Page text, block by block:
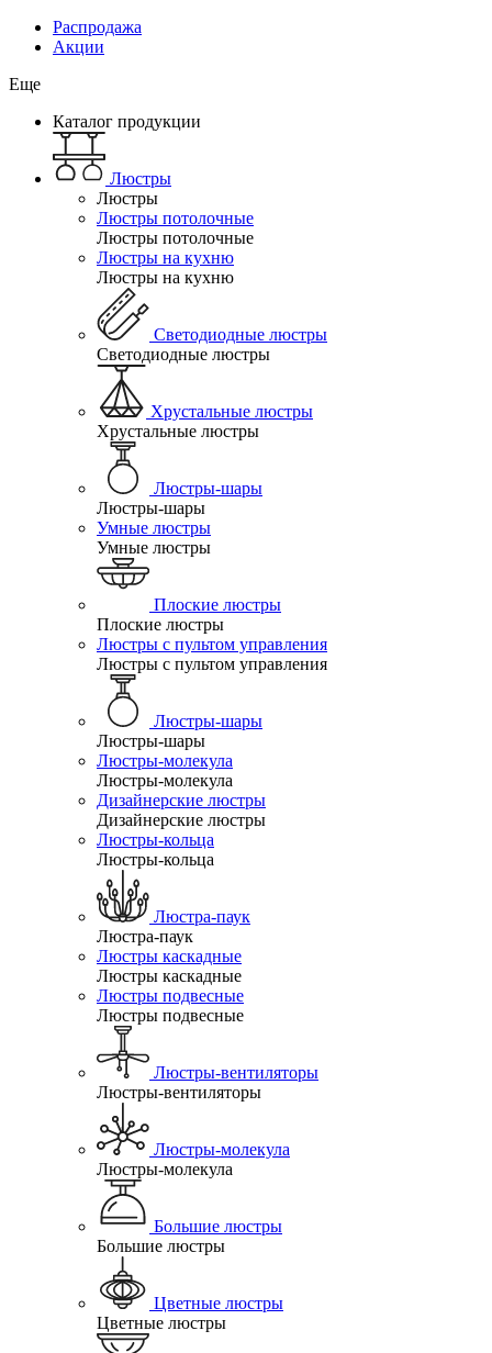
Распродажа
Акции
Еще
Каталог продукции
Люстры
Люстры
Люстры потолочные
Люстры потолочные
Люстры на кухню
Люстры на кухню
Светодиодные люстры
Светодиодные люстры
Хрустальные люстры
Хрустальные люстры
Люстры-шары
Люстры-шары
Умные люстры
Умные люстры
Плоские люстры
Плоские люстры
Люстры с пультом управления
Люстры с пультом управления
Люстры-шары
Люстры-шары
Люстры-молекула
Люстры-молекула
Дизайнерские люстры
Дизайнерские люстры
Люстры-кольца
Люстры-кольца
Люстра-паук
Люстра-паук
Люстры каскадные
Люстры каскадные
Люстры подвесные
Люстры подвесные
Люстры-вентиляторы
Люстры-вентиляторы
Люстры-молекула
Люстры-молекула
Большие люстры
Большие люстры
Цветные люстры
Цветные люстры